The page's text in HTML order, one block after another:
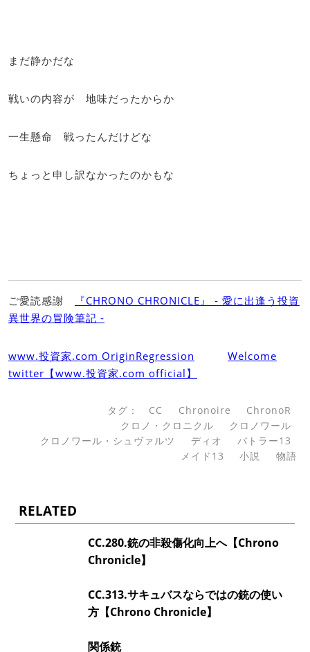
まだ静かだな
戦いの内容が 地味だったからか
一生懸命 戦ったんだけどな
ちょっと申し訳なかったのかもな
ご愛読感謝
『CHRONO CHRONICLE』 ‐ 愛に出逢う投資
異世界の冒険筆記 ‐
www.投資家.com OriginRegression
Welcome
twitter【www.投資家.com official】
タグ： CC Chronoire
ChronoR
クロノ・クロニクル
クロノワール
クロノワール・シュヴァルツ
ディオ
バトラー13
メイド13
小説 物語
RELATED
CC.280.銃の非殺傷化向上へ【Chrono
Chronicle】
CC.313.サキュバスならではの銃の使い
方【Chrono Chronicle】
関係銃